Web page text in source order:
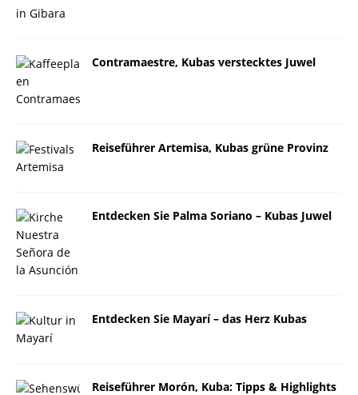
Contramaestre, Kubas verstecktes Juwel
Reiseführer Artemisa, Kubas grüne Provinz
Entdecken Sie Palma Soriano – Kubas Juwel
Entdecken Sie Mayarí – das Herz Kubas
Reiseführer Morón, Kuba: Tipps & Highlights